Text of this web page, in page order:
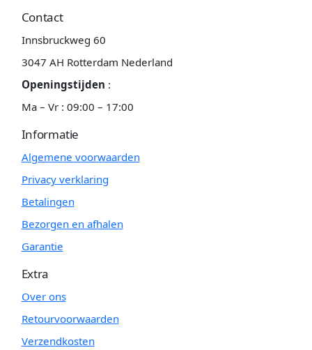
Contact
Innsbruckweg 60
3047 AH Rotterdam Nederland
Openingstijden :
Ma – Vr : 09:00 – 17:00
Informatie
Algemene voorwaarden
Privacy verklaring
Betalingen
Bezorgen en afhalen
Garantie
Extra
Over ons
Retourvoorwaarden
Verzendkosten